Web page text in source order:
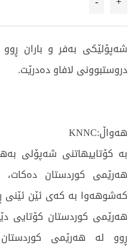
شەپۆلێکی بەفر و باران
دروستبوونی لافاو دەدرێت.
هەواڵ:KNNC
بە کۆتاییهاتنی شەپۆلی
هەرێمی کوردستان دەکات،
کەشوهەوا بە کەی ئێن ئێنی
هەرێمی کوردستان کۆتایی
ڕوو لە هەرێمی